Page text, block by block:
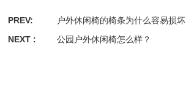
PREV:
户外休闲椅的椅条为什么容易损坏
NEXT :
公园户外休闲椅怎么样？